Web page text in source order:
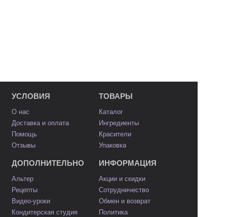
УСЛОВИЯ
О нас
Доставка и оплата
Помощь
Отзывы
ТОВАРЫ
Каталог
Ингредиенты
Красители
Упаковка
ДОПОЛНИТЕЛЬНО
Альтер
Рецепты
Видео-уроки
Кондитерская студия
ИНФОРМАЦИЯ
Акции и скидки
Сотрудничество
Обмен и возврат
Политика